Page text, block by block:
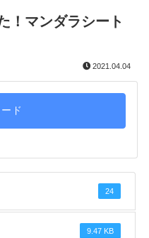
！マンダラシート
2021.04.04
ド
24
9.47 KB